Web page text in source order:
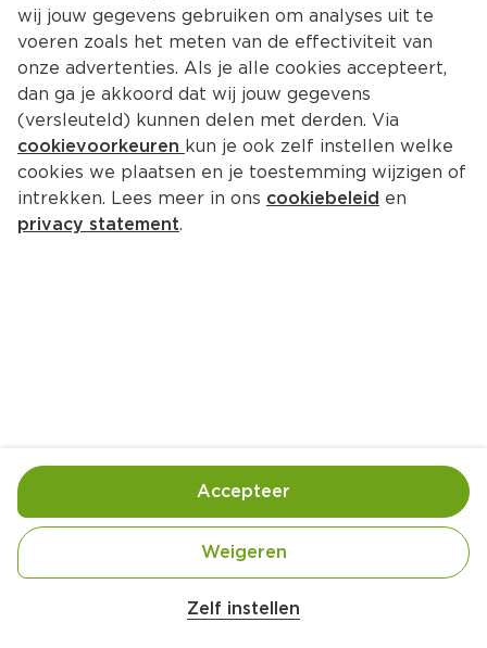
Ingrediënten Bereiding
Belangrijke veiligheidswaarschuwing
wij jouw gegevens gebruiken om analyses uit te
voeren zoals het meten van de effectiviteit van
onze advertenties. Als je alle cookies accepteert,
dan ga je akkoord dat wij jouw gegevens
(versleuteld) kunnen delen met derden. Via
cookievoorkeuren kun je ook zelf instellen welke
cookies we plaatsen en je toestemming wijzigen of
intrekken. Lees meer in ons cookiebeleid en
privacy statement.
Zelf instellen
Weigeren
Accepteer